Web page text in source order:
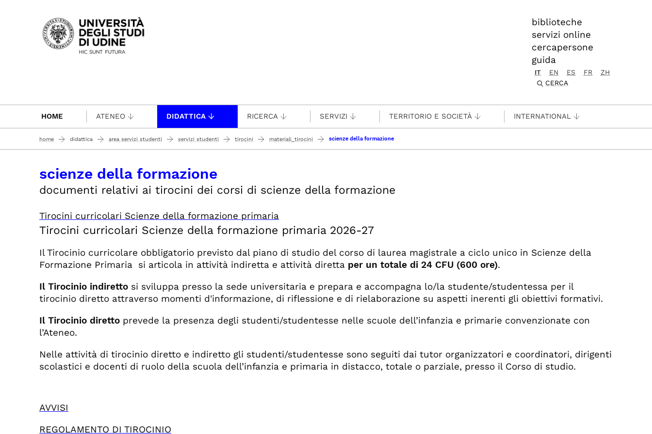
Passa al contenuto principale
biblioteche
servizi online
cercapersone
guida
IT EN ES FR
ZH
CERCA
HOME ATENEO DIDATTICA RICERCA SERVIZI TERRITORIO E SOCIETÀ INTERNATIONAL
home didattica area servizi studenti servizi studenti tirocini materiali_tirocini scienze della formazione
scienze della formazione
documenti relativi ai tirocini dei corsi di scienze della formazione
Tirocini curricolari Scienze della formazione primaria
Tirocini curricolari Scienze della formazione primaria 2026-27
Il Tirocinio curricolare obbligatorio previsto dal piano di studio del corso di laurea magistrale a ciclo unico in Scienze della
Formazione Primaria si articola in attività indiretta e attività diretta per un totale di 24 CFU (600 ore).
Il Tirocinio indiretto si sviluppa presso la sede universitaria e prepara e accompagna lo/la studente/studentessa per il
tirocinio diretto attraverso momenti d'informazione, di riflessione e di rielaborazione su aspetti inerenti gli obiettivi formativi.
Il Tirocinio diretto prevede la presenza degli studenti/studentesse nelle scuole dell’infanzia e primarie convenzionate con
l’Ateneo.
Nelle attività di tirocinio diretto e indiretto gli studenti/studentesse sono seguiti dai tutor organizzatori e coordinatori, dirigenti
scolastici e docenti di ruolo della scuola dell’infanzia e primaria in distacco, totale o parziale, presso il Corso di studio.
AVVISI
REGOLAMENTO DI TIROCINIO